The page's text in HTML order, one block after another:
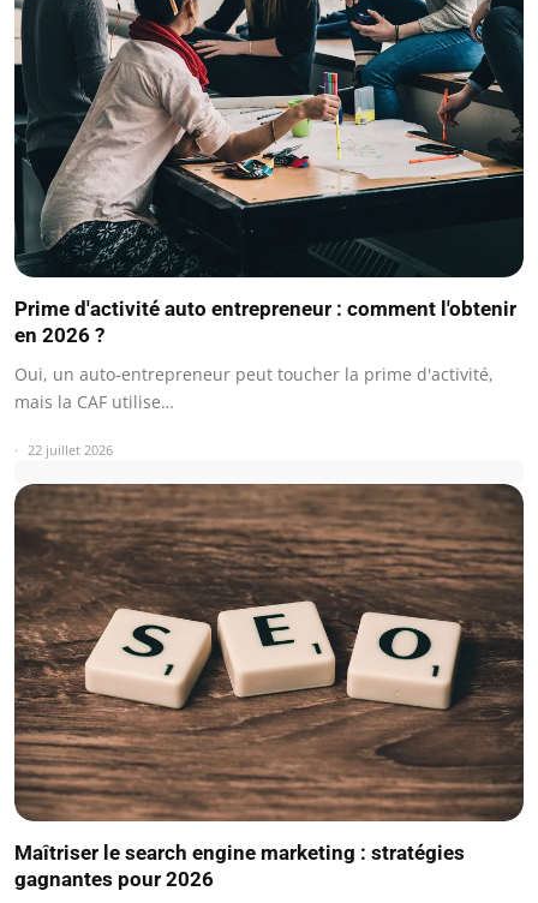
Prime d'activité auto entrepreneur : comment l'obtenir
en 2026 ?
Oui, un auto-entrepreneur peut toucher la prime d'activité,
mais la CAF utilise…
22 juillet 2026
Maîtriser le search engine marketing : stratégies
gagnantes pour 2026